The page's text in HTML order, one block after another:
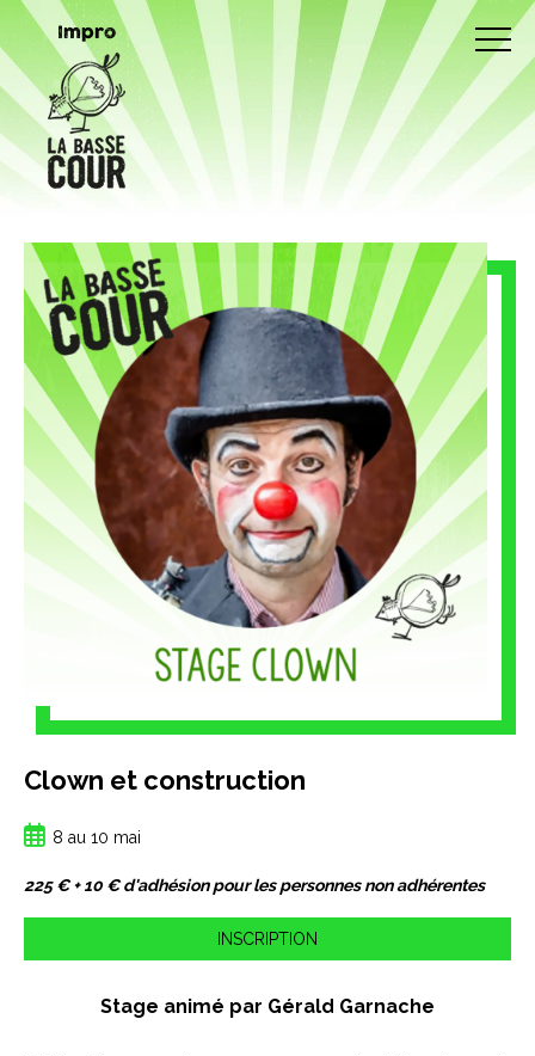
Impro
Clown et construction
8 au 10 mai
225 € + 10 € d'adhésion pour les personnes non adhérentes
INSCRIPTION
Stage animé par Gérald Garnache